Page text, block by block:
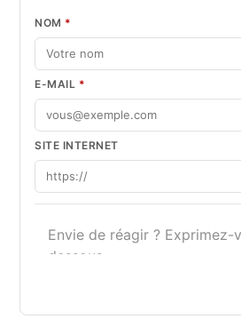
NOM *
E-MAIL *
SITE INTERNET